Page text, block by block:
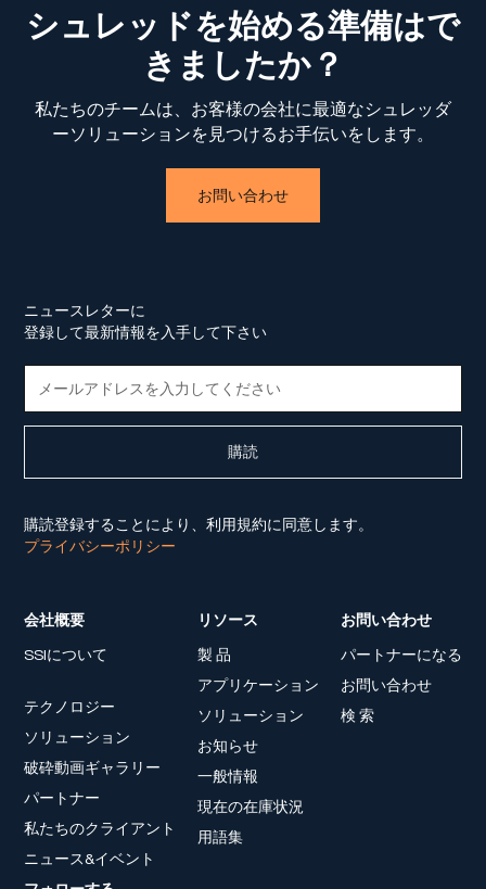
シュレッドを始める準備はで
きましたか？
私たちのチームは、お客様の会社に最適なシュレッダ
ーソリューションを見つけるお手伝いをします。
お問い合わせ
ニュースレターに
登録して最新情報を入手して下さい
購読登録することにより、利用規約に同意します。
プライバシーポリシー
会社概要
SSIについて
テクノロジー
ソリューション
破砕動画ギャラリー
パートナー
私たちのクライアント
ニュース&イベント
リソース
製 品
アプリケーション
ソリューション
お知らせ
一般情報
現在の在庫状況
用語集
お問い合わせ
パートナーになる
お問い合わせ
検 索